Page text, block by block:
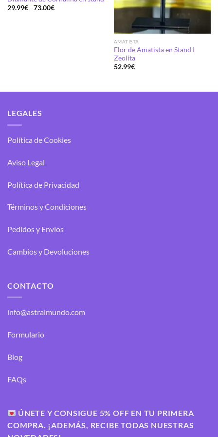
29.99€ - 73.00€Rango
AMATISTA
Flor de Amatista en Stand I
Zeolita
52.99€
LEGALES
Política de Cookies
Aviso Legal
Política de Privacidad
Términos y Condiciones
Pedidos y Envíos
Cambios y Devoluciones
CONTACTO
info@astralmundo.com
Formulario
Blog
FAQs
ÚNETE Y CONSIGUE 5% OFF EN TU PRIMERA
COMPRA. ¡ADEMÁS, RECIBE TODAS NUESTRAS